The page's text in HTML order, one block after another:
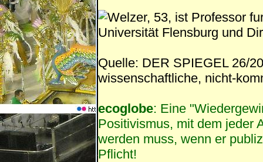
Welzer, 53, ist Professor
Universität Flensburg und
Quelle: DER SPIEGEL 26/
wissenschaftliche, nicht-
ecoglobe: Eine
Positivismus, mit dem jeder
werden muss, wenn er
Pflicht!